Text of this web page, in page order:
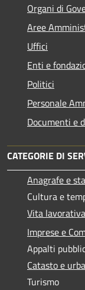
Organi di
Aree
Uffici
Enti e
Politici
Personale
Documenti e
CATEGORIE DI
Anagrafe e
Cultura e
Vita lavorativa
Imprese e
Appalti
Catasto e
Turismo